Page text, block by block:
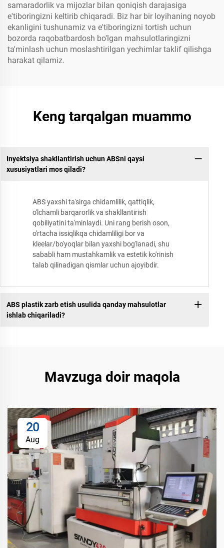
samaradorlik va mijozlar bilan qoniqish darajasiga
e'tiboringizni keltirib chiqaradi. Biz har bir loyihaning noyob
ekanligini tushunamiz va e'tiboringizni tortish uchun
bozorda raqobatbardosh bo'lgan mahsulotlaringizni
ta'minlash uchun moslashtirilgan yechimlar taklif qilishga
harakat qilamiz.
Keng tarqalgan muammo
Inyektsiya shakllantirish uchun ABSni qaysi
xususiyatlari mos qiladi?
ABS yaxshi ta'sirga chidamlilik, qattiqlik,
o'lchamli barqarorlik va shakllantirish
qobiliyatini ta'minlaydi. Uni rang berish oson,
o'rtacha issiqlikqa chidamliligi bor va
kleelar/bo'yoqlar bilan yaxshi bog'lanadi, shu
sababli ham mustahkamlik va estetik ko'rinish
talab qilinadigan qismlar uchun ajoyibdir.
ABS plastik zarb etish usulida qanday mahsulotlar
ishlab chiqariladi?
Mavzuga doir maqola
20
Aug